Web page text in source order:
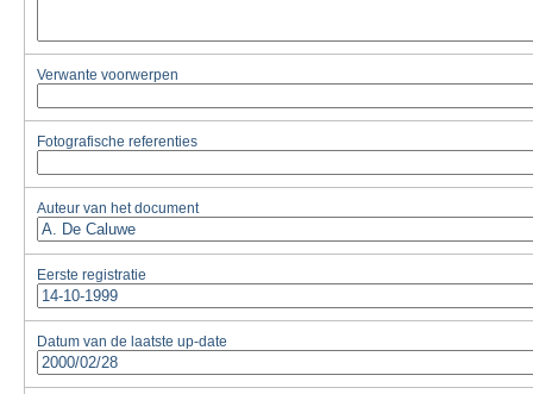
Verwante voorwerpen
Fotografische referenties
Auteur van het document
Eerste registratie
Datum van de laatste up-date